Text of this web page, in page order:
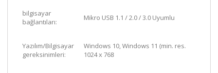
bilgisayar
bağlantıları:
Mikro USB 1.1 / 2.0 / 3.0 Uyumlu
Yazılım/Bilgisayar
gereksinimleri:
Windows 10, Windows 11 (min. res.
1024 x 768